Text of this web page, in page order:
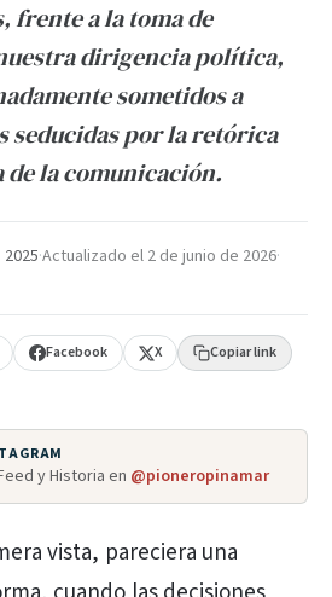
frente a la toma de
dirigencia política,
sometidos a
seducidas por la retórica
la comunicación.
·Actualizado el 2 de junio de 2026·
Facebook X Copiar link
y Historia en @pioneropinamar
vista, pareciera una